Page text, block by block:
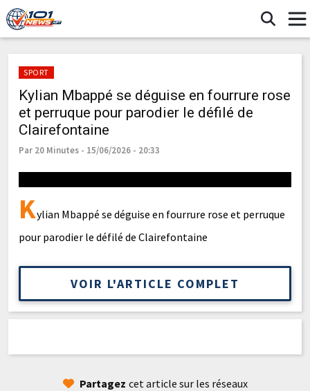
SPORT
Kylian Mbappé se déguise en fourrure rose
et perruque pour parodier le défilé de
Clairefontaine
Par 20 Minutes - 15/06/2026 - 20:33
Kylian Mbappé se déguise en fourrure rose et perruque
pour parodier le défilé de Clairefontaine
VOIR L'ARTICLE COMPLET
Partagez cet article sur les réseaux